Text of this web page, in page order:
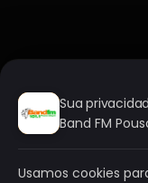
Sua
Band FM
Usamos cookies